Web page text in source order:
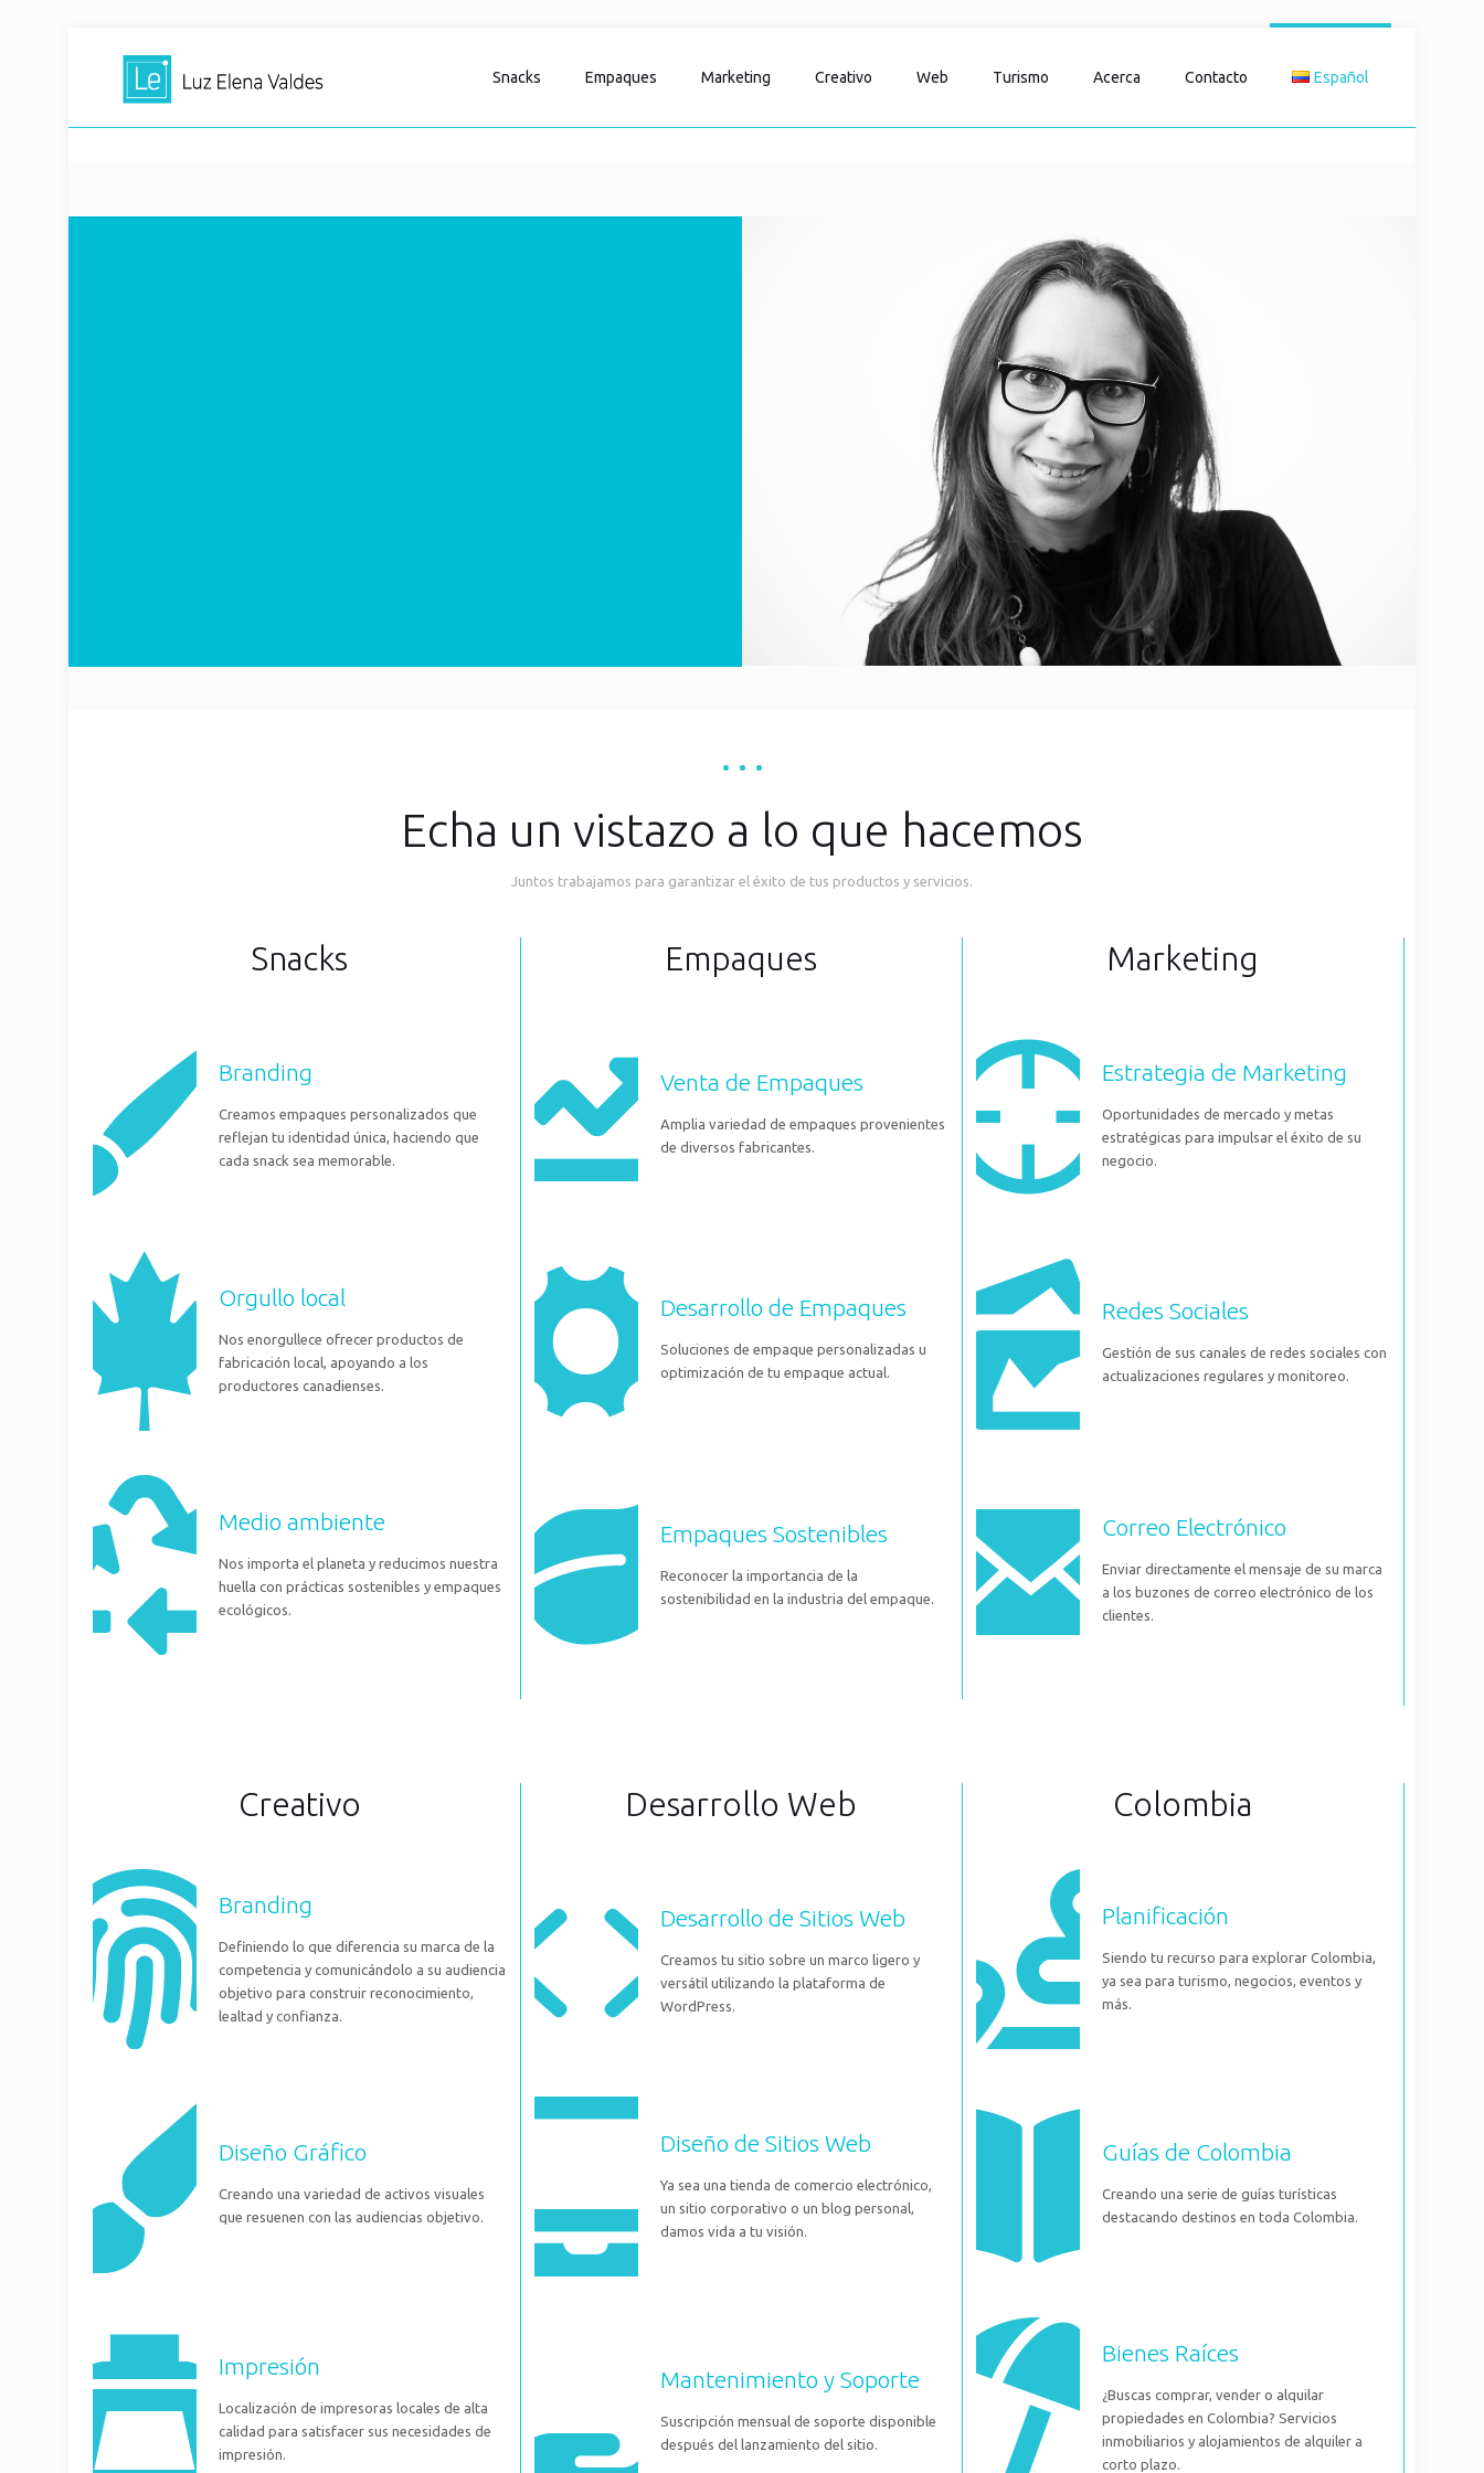
Snacks Empaques Marketing Creativo Web Turismo Acerca Contacto Español
Echa un vistazo a lo que hacemos
Juntos trabajamos para garantizar el éxito de tus productos y servicios.
Snacks
Branding
Creamos empaques personalizados que
reflejan tu identidad única, haciendo que
cada snack sea memorable.
Orgullo local
Nos enorgullece ofrecer productos de
fabricación local, apoyando a los
productores canadienses.
Medio ambiente
Nos importa el planeta y reducimos nuestra
huella con prácticas sostenibles y empaques
ecológicos.
Empaques
Venta de Empaques
Amplia variedad de empaques provenientes
de diversos fabricantes.
Desarrollo de Empaques
Soluciones de empaque personalizadas u
optimización de tu empaque actual.
Empaques Sostenibles
Reconocer la importancia de la
sostenibilidad en la industria del empaque.
Marketing
Estrategia de Marketing
Oportunidades de mercado y metas
estratégicas para impulsar el éxito de su
negocio.
Redes Sociales
Gestión de sus canales de redes sociales con
actualizaciones regulares y monitoreo.
Correo Electrónico
Enviar directamente el mensaje de su marca
a los buzones de correo electrónico de los
clientes.
Creativo
Branding
Definiendo lo que diferencia su marca de la
competencia y comunicándolo a su audiencia
objetivo para construir reconocimiento,
lealtad y confianza.
Diseño Gráfico
Creando una variedad de activos visuales
que resuenen con las audiencias objetivo.
Impresión
Localización de impresoras locales de alta
calidad para satisfacer sus necesidades de
impresión.
Desarrollo Web
Desarrollo de Sitios Web
Creamos tu sitio sobre un marco ligero y
versátil utilizando la plataforma de
WordPress.
Diseño de Sitios Web
Ya sea una tienda de comercio electrónico,
un sitio corporativo o un blog personal,
damos vida a tu visión.
Mantenimiento y Soporte
Suscripción mensual de soporte disponible
después del lanzamiento del sitio.
Colombia
Planificación
Siendo tu recurso para explorar Colombia,
ya sea para turismo, negocios, eventos y
más.
Guías de Colombia
Creando una serie de guías turísticas
destacando destinos en toda Colombia.
Bienes Raíces
¿Buscas comprar, vender o alquilar
propiedades en Colombia? Servicios
inmobiliarios y alojamientos de alquiler a
corto plazo.